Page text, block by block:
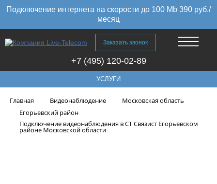
Подключение интернета на скорости до 100 Mb 390 руб./
месяц
Заказать звонок
+7 (495) 120-02-89
УСЛУГИ
Главная Видеонаблюдение
Московская область
Егорьевский район
Подключение видеонаблюдения в СТ Связист Егорьевском
районе Московской области